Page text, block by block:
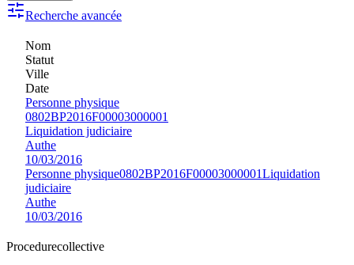
Recherche avancée
Nom
Statut
Ville
Date
Personne physique
0802BP2016F00003000001
Liquidation judiciaire
Authe
10/03/2016
Personne physique0802BP2016F00003000001Liquidation
judiciaire
Authe
10/03/2016
Procedurecollective